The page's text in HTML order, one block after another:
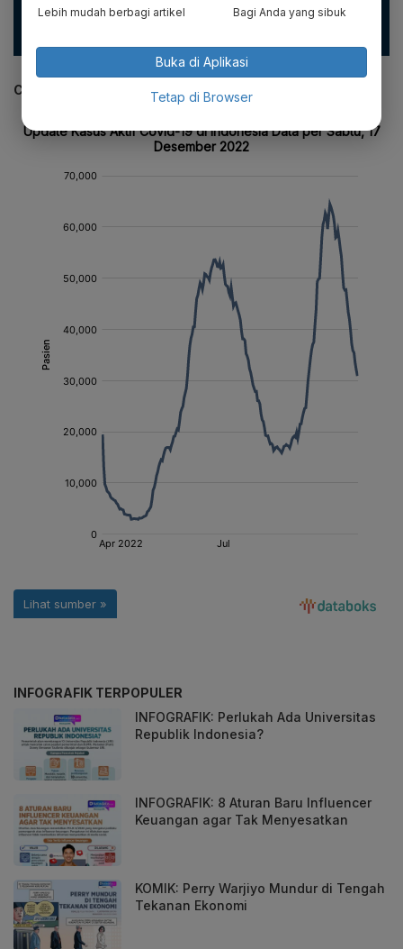
#satgascovid19 #ingatpesanibu #pakaimasker #jagajarak
CEK JUGA DATA INI
INFOGRAFIK TERPOPULER
INFOGRAFIK: Perlukah Ada Universitas
Republik Indonesia?
INFOGRAFIK: 8 Aturan Baru Influencer
Keuangan agar Tak Menyesatkan
KOMIK: Perry Warjiyo Mundur di Tengah
Tekanan Ekonomi
Lebih mudah berbagi artikel Bagi Anda yang sibuk
Buka di Aplikasi
Tetap di Browser